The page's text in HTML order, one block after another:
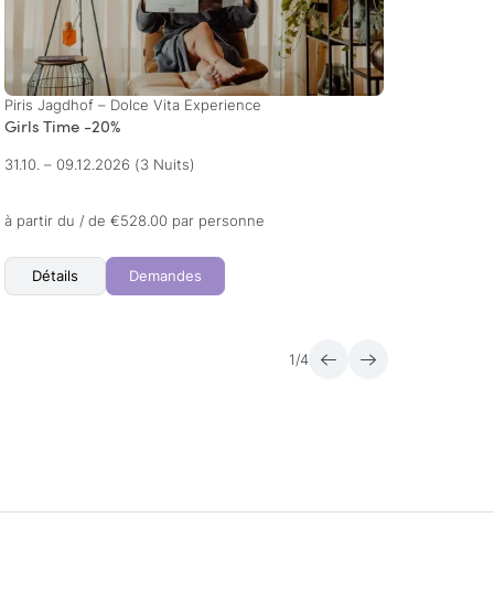
Piris Jagdhof – Dolce Vita Experience
Girls Time -20%
31.10. – 09.12.2026 (3 Nuits)
à partir du / de €528.00 par personne
Détails Demandes
1 /4